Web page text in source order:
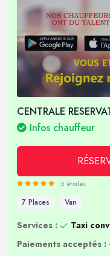
CENTRALE
Infos chauffeur
5 étoiles
7 Places Van
Services :
Taxi
Paiements acceptés :